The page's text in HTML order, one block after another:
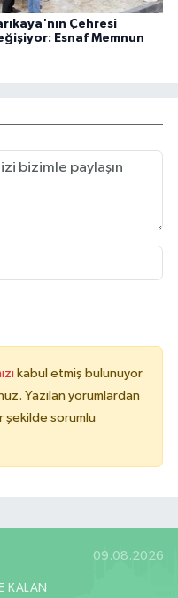
Çehresi
Esnaf Memnun
kabul etmiş bulunuyor
Yazılan yorumlardan
şekilde sorumlu
09.08.2026
KALAN